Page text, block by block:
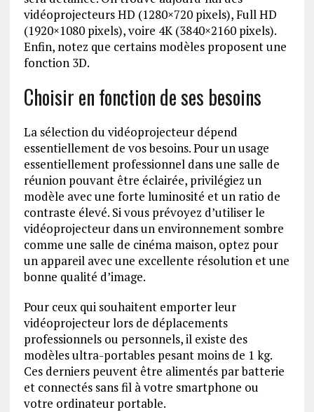
vidéoprojecteurs HD (1280×720 pixels), Full HD
(1920×1080 pixels), voire 4K (3840×2160 pixels).
Enfin, notez que certains modèles proposent une
fonction 3D.
Choisir en fonction de ses besoins
La sélection du vidéoprojecteur dépend
essentiellement de vos besoins. Pour un usage
essentiellement professionnel dans une salle de
réunion pouvant être éclairée, privilégiez un
modèle avec une forte luminosité et un ratio de
contraste élevé. Si vous prévoyez d’utiliser le
vidéoprojecteur dans un environnement sombre
comme une salle de cinéma maison, optez pour
un appareil avec une excellente résolution et une
bonne qualité d’image.
Pour ceux qui souhaitent emporter leur
vidéoprojecteur lors de déplacements
professionnels ou personnels, il existe des
modèles ultra-portables pesant moins de 1 kg.
Ces derniers peuvent être alimentés par batterie
et connectés sans fil à votre smartphone ou
votre ordinateur portable.